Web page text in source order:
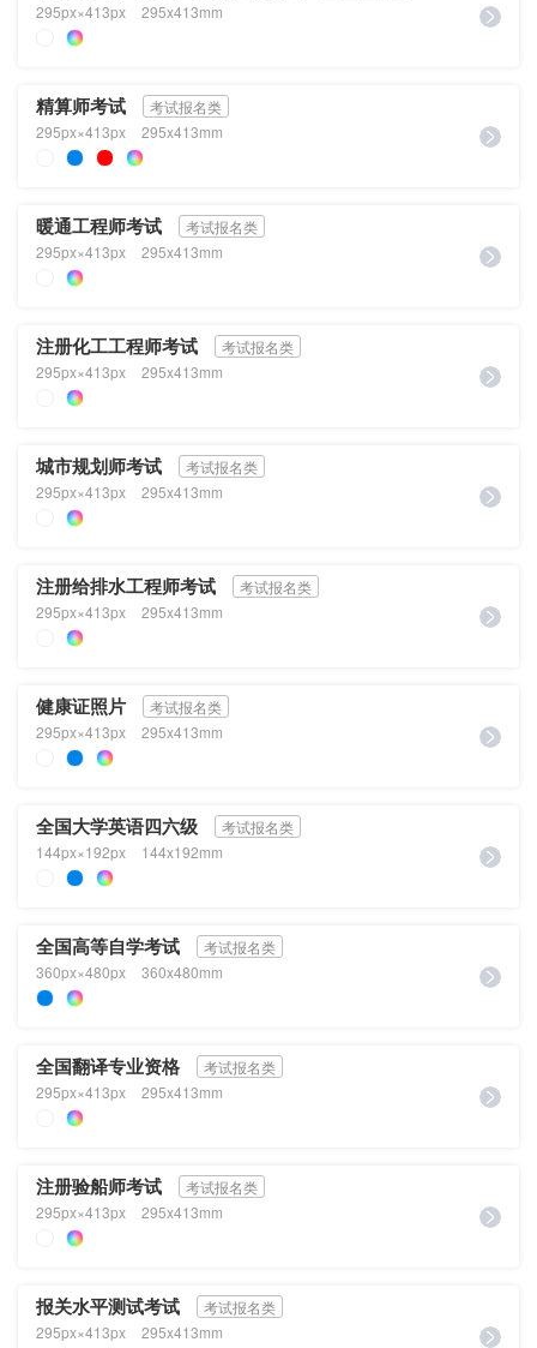
295px×413px
295x413mm
精算师考试
考试报名类
295px×413px
295x413mm
暖通工程师考试
考试报名类
295px×413px
295x413mm
注册化工工程师考试
考试报名类
295px×413px
295x413mm
城市规划师考试
考试报名类
295px×413px
295x413mm
注册给排水工程师考试
考试报名类
295px×413px
295x413mm
健康证照片
考试报名类
295px×413px
295x413mm
全国大学英语四六级
考试报名类
144px×192px
144x192mm
全国高等自学考试
考试报名类
360px×480px
360x480mm
全国翻译专业资格
考试报名类
295px×413px
295x413mm
注册验船师考试
考试报名类
295px×413px
295x413mm
报关水平测试考试
考试报名类
295px×413px
295x413mm